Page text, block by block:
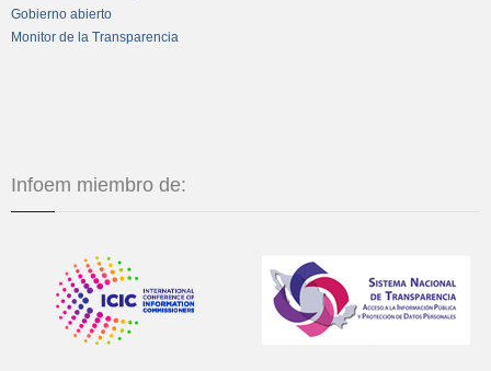
Gobierno abierto
Monitor de la Transparencia
Infoem miembro de: